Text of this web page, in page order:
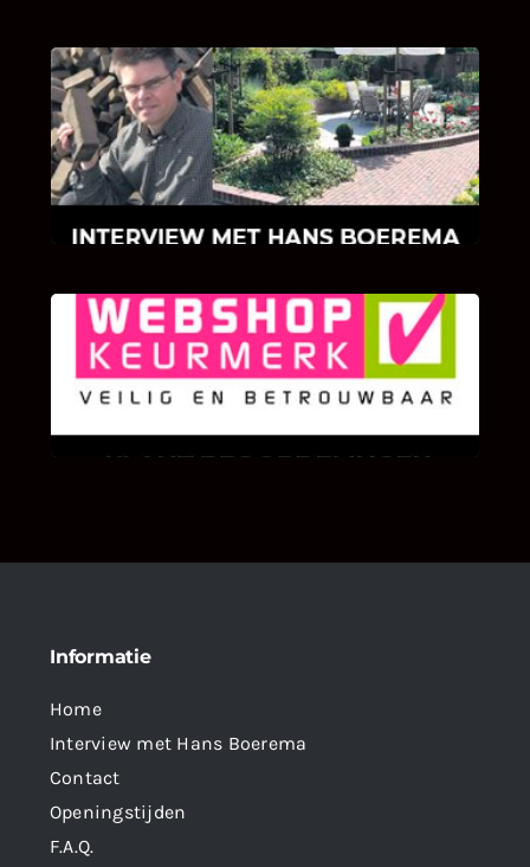
INTERVIEW MET HANS BOEREMA
Hoe Bricks and Stones ontstaan is en wat
Hans Boerema motiveert in de wereld van
klinkers en tegels!
KLANT BEOORDELINGEN
We zijn er zeer op gesteld om te weten wat u
als klant van ons en onze diensten vindt.
Informatie
Home
Interview met Hans Boerema
Contact
Openingstijden
F.A.Q.